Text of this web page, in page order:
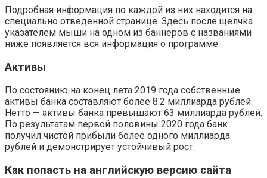
Подробная информация по каждой из них находится на
специально отведенной странице. Здесь после щелчка
указателем мыши на одном из баннеров с названиями
ниже появляется вся информация о программе.
Активы
По состоянию на конец лета 2019 года собственные
активы банка составляют более 8.2 миллиарда рублей.
Нетто — активы банка превышают 63 миллиарда рублей.
По результатам первой половины 2020 года банк
получил чистой прибыли более одного миллиарда
рублей и демонстрирует устойчивый рост.
Как попасть на английскую версию сайта